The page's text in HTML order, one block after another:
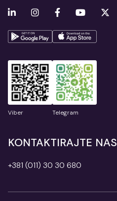
Viber Telegram
KONTAKTIRAJTE NAS
+381 (011) 30 30 680